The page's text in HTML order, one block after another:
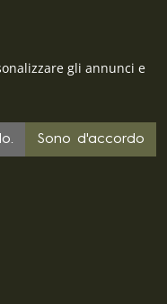
gli annunci e
Sono d'accordo